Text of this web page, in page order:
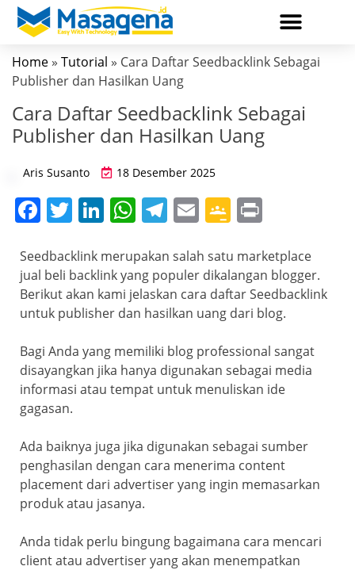
Home » Tutorial » Cara Daftar Seedbacklink Sebagai
Publisher dan Hasilkan Uang
Cara Daftar Seedbacklink Sebagai
Publisher dan Hasilkan Uang
Aris Susanto 18 Desember 2025
F
c
e
b
o
k
T
itt
er
Li
k
e
dI
W
at
s
A
p
p
T
e
gr
a
m
E
ai
l
G
o
gl
e
a
ss
o
m
t
Seedbacklink merupakan salah satu marketplace
jual beli backlink yang populer dikalangan blogger.
Berikut akan kami jelaskan cara daftar Seedbacklink
untuk publisher dan hasilkan uang dari blog.
Bagi Anda yang memiliki blog professional sangat
disayangkan jika hanya digunakan sebagai media
informasi atau tempat untuk menuliskan ide
gagasan.
Ada baiknya juga jika digunakan sebagai sumber
penghasilan dengan cara menerima content
placement dari advertiser yang ingin memasarkan
produk atau jasanya.
Anda tidak perlu bingung bagaimana cara mencari
client atau advertiser yang akan menempatkan